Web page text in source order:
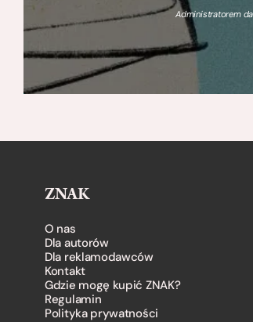
Administratorem
ZNAK
O nas
Dla autorów
Dla reklamodawców
Kontakt
Gdzie mogę kupić ZNAK?
Regulamin
Polityka prywatności